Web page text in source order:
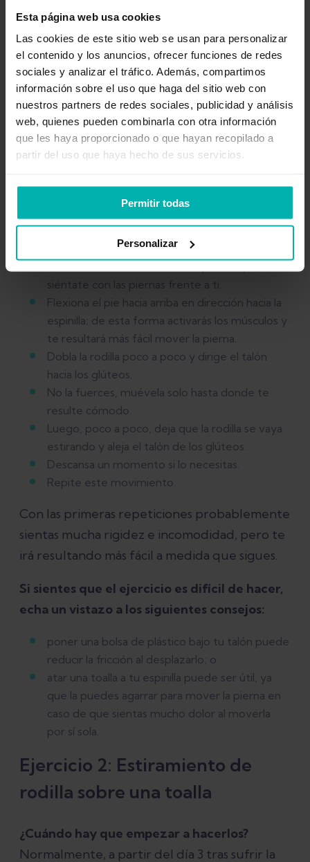
Esta página web usa cookies
Las cookies de este sitio web se usan para personalizar
el contenido y los anuncios, ofrecer funciones de redes
sociales y analizar el tráfico. Además, compartimos
información sobre el uso que haga del sitio web con
nuestros partners de redes sociales, publicidad y análisis
web, quienes pueden combinarla con otra información
que les haya proporcionado o que hayan recopilado a
partir del uso que haya hecho de sus servicios.
Permitir todas
Personalizar
¿Cuántas repeticiones hago?
repeticiones por sesión.
siéntate con las piernas frente a ti.
Flexiona el pie hacia arriba en dirección hacia la
espinilla; de esta forma activarás los músculos y
te resultará más fácil mover la pierna.
Dobla la rodilla poco a poco y dirige el talón
hacia los glúteos.
No la fuerces, muévela solo hasta donde te
resulte cómodo.
Luego, poco a poco, deja que la rodilla se vaya
estirando y aleja el talón de los glúteos.
Descansa un momento si lo necesitas.
Repite este movimiento.
Con las primeras repeticiones probablemente
sientas mucha rigidez e incomodidad, pero te
irá resultando más fácil a medida que sigues.
Si sientes que el ejercicio es difícil de hacer,
echa un vistazo a los siguientes consejos:
poner una bolsa de plástico bajo tu talón puede
reducir la fricción al desplazarlo; o
atar una toalla a tu espinilla puede ser útil, ya
que la puedes agarrar para mover la pierna en
caso de que sientas mucho dolor al moverla
por sí sola.
Ejercicio 2: Estiramiento de
rodilla sobre una toalla
¿Cuándo hay que empezar a hacerlos?
Normalmente, a partir del día 3 tras sufrir la